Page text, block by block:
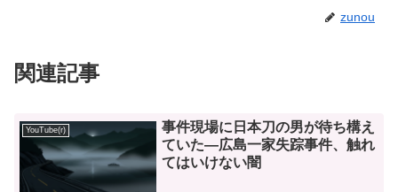
zunou
関連記事
YouTube(r)
事件現場に日本刀の男が待ち構え
ていた―広島一家失踪事件、触れ
てはいけない闇